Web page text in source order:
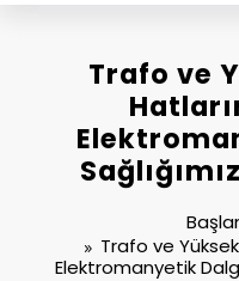
Trafo ve
Trafo ve Yüksek
Elektromanyetik